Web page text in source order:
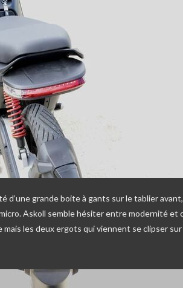
grande boite à gants sur le tablier
Askoll semble hésiter entre modernité et
les deux ergots qui viennent se clipser